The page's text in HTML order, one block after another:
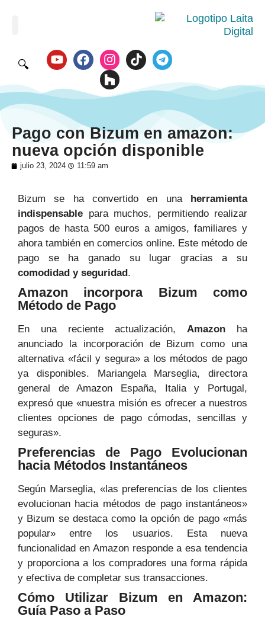
🔍
Pago con Bizum en amazon:
nueva opción disponible
julio 23, 2024 11:59 am
Bizum se ha convertido en una
herramienta
indispensable para muchos, permitiendo realizar
pagos de hasta 500 euros a amigos, familiares y
ahora también en comercios online. Este método de
pago se ha ganado su lugar gracias a su
comodidad y seguridad .
Amazon incorpora Bizum como
Método de Pago
En una reciente actualización, Amazon ha
anunciado la incorporación de Bizum como una
alternativa «fácil y segura» a los métodos de pago
ya disponibles. Mariangela Marseglia, directora
general de Amazon España, Italia y Portugal,
expresó que «nuestra misión es ofrecer a nuestros
clientes opciones de pago cómodas, sencillas y
seguras».
Preferencias de Pago Evolucionan
hacia Métodos Instantáneos
Según Marseglia, «las preferencias de los clientes
evolucionan hacia métodos de pago instantáneos»
y Bizum se destaca como la opción de pago «más
popular» entre los usuarios. Esta nueva
funcionalidad en Amazon responde a esa tendencia
y proporciona a los compradores una forma rápida
y efectiva de completar sus transacciones.
Cómo Utilizar Bizum en Amazon:
Guía Paso a Paso